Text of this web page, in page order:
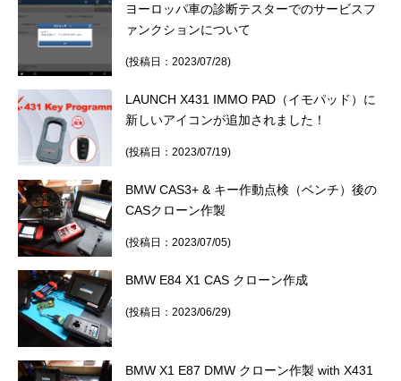
ヨーロッパ車の診断テスターでのサービスフ
ァンクションについて
(投稿日：2023/07/28)
LAUNCH X431 IMMO PAD（イモパッド）に
新しいアイコンが追加されました！
(投稿日：2023/07/19)
BMW CAS3+ & キー作動点検（ベンチ）後の
CASクローン作製
(投稿日：2023/07/05)
BMW E84 X1 CAS クローン作成
(投稿日：2023/06/29)
BMW X1 E87 DMW クローン作製 with X431